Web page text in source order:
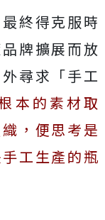
終得克服時
牌擴展而放
尋求「手工
本的素材取
，便思考是
工生產的瓶